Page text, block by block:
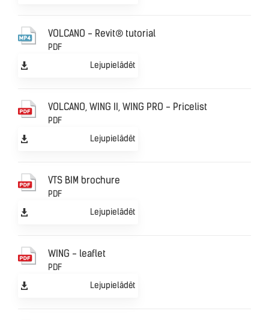
VOLCANO - Revit® tutorial
PDF
Lejupielādēt
VOLCANO, WING II, WING PRO - Pricelist
PDF
Lejupielādēt
VTS BIM brochure
PDF
Lejupielādēt
WING - leaflet
PDF
Lejupielādēt